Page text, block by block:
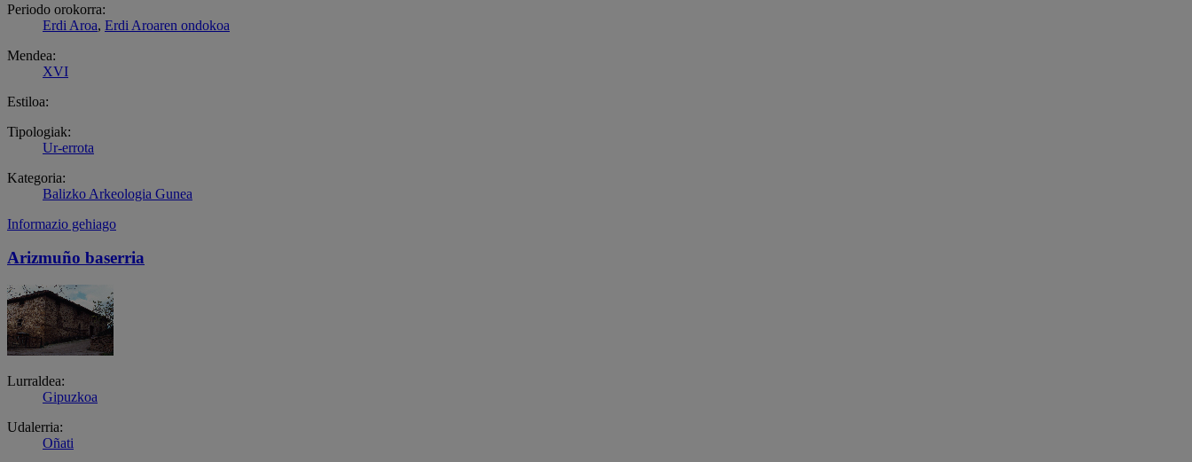
Periodo orokorra:
Erdi Aroa, Erdi Aroaren ondokoa
Mendea:
XVI
Estiloa:
Tipologiak:
Ur-errota
Kategoria:
Balizko Arkeologia Gunea
Informazio gehiago
Arizmuño baserria
Lurraldea:
Gipuzkoa
Udalerria:
Oñati